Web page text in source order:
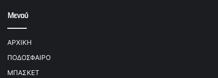
Μενού
ΑΡΧΙΚΗ
ΠΟΔΟΣΦΑΙΡΟ
ΜΠΑΣΚΕΤ